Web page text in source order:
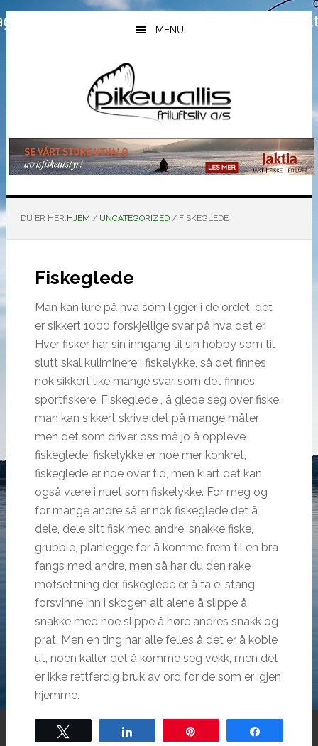
Hopp
til
Hopp
til
Hopp
til
MENU
DU ER HER:HJEM / UNCATEGORIZED /FISKEGLEDE
Fiskeglede
Man kan lure på hva som ligger i de ordet, det
er sikkert 1000 forskjellige svar på hva det er.
Hver fisker har sin inngang til sin hobby som til
slutt skal kuliminere i fiskelykke, så det finnes
nok sikkert like mange svar som det finnes
sportfiskere. Fiskeglede , å glede seg over fiske.
man kan sikkert skrive det på mange måter
men det som driver oss må jo å oppleve
fiskeglede, fiskelykke er noe mer konkret,
fiskeglede er noe over tid, men klart det kan
også være i nuet som fiskelykke. For meg og
for mange andre så er nok fiskeglede det å
dele, dele sitt fisk med andre, snakke fiske,
grubble, planlegge for å komme frem til en bra
fangs med andre, men så har du den rake
motsettning der fiskeglede er å ta ei stang
forsvinne inn i skogen alt alene å slippe å
snakke med noe slippe å høre andres snakk og
prat. Men en ting har alle felles å det er å koble
ut, noen kaller det å komme seg vekk, men det
er ikke rettferdig bruk av ord for de som er igjen
hjemme.